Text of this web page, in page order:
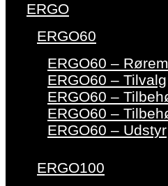
ERGO
ERGO60
ERGO60 –
ERGO60 – Tilvalg
ERGO60 –
ERGO60 –
ERGO60 – Udstyr
ERGO100